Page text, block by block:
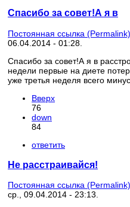
Спасибо за совет!А я в
Постоянная ссылка (Permalink)
06.04.2014 - 01:28.
Спасибо за совет!А я в
недели первые на диете
уже третья неделя всего
Вверх
76
down
84
ответить
Не расстраивайся!
Постоянная ссылка (Permalink)
ср., 09.04.2014 - 23:13.